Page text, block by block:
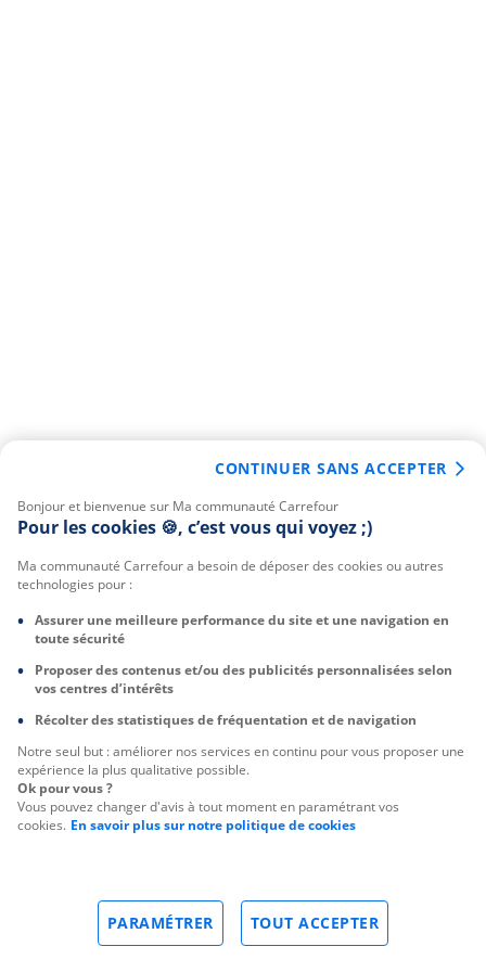
Bonjour et bienvenue sur Ma communauté Carrefour
Pour les cookies 🍪, c’est vous qui voyez ;)
Ma communauté Carrefour a besoin de déposer des cookies ou autres
technologies pour :
Assurer une meilleure performance du site et une navigation en
toute sécurité
Proposer des contenus et/ou des publicités personnalisées selon
vos centres d’intérêts
Récolter des statistiques de fréquentation et de navigation
Notre seul but : améliorer nos services en continu pour vous proposer une
expérience la plus qualitative possible.
Ok pour vous ?
Vous pouvez changer d'avis à tout moment en paramétrant vos
cookies. En savoir plus sur notre politique de cookies
TOUT ACCEPTER
PARAMÉTRER
CONTINUER SANS ACCEPTER